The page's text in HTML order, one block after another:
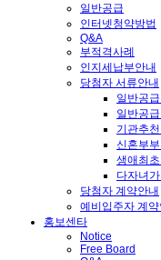
일반공급
인터넷청약방법
Q&A
부적격사례
인지세납부안내
당첨자 서류안내
일반공급
일반공급
기관추
신혼부
생애최
다자녀
당첨자 계약안내
예비입주자 계약
홍보센타
Notice
Free Board